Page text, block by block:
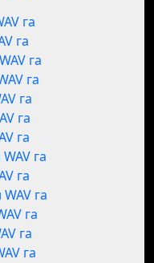
га
га
га
га
га
га
га
га
га
га
га
га
га